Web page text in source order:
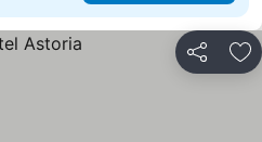
Condividi